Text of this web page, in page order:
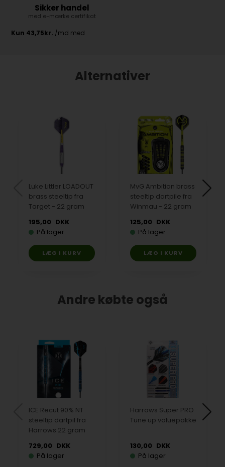
Sikker handel
med e-mærke certifikat
Alternativer
Luke Littler LOADOUT
brass steeltip fra
Target - 22 gram
195,00 DKK
På lager
MvG Ambition brass
steeltip dartpile fra
Winmau - 22 gram
125,00 DKK
På lager
Andre købte også
ICE Recut 90% NT
steeltip dartpil fra
Harrows 22 gram
729,00 DKK
På lager
Harrows Super PRO
Tune up valuepakke
130,00 DKK
På lager